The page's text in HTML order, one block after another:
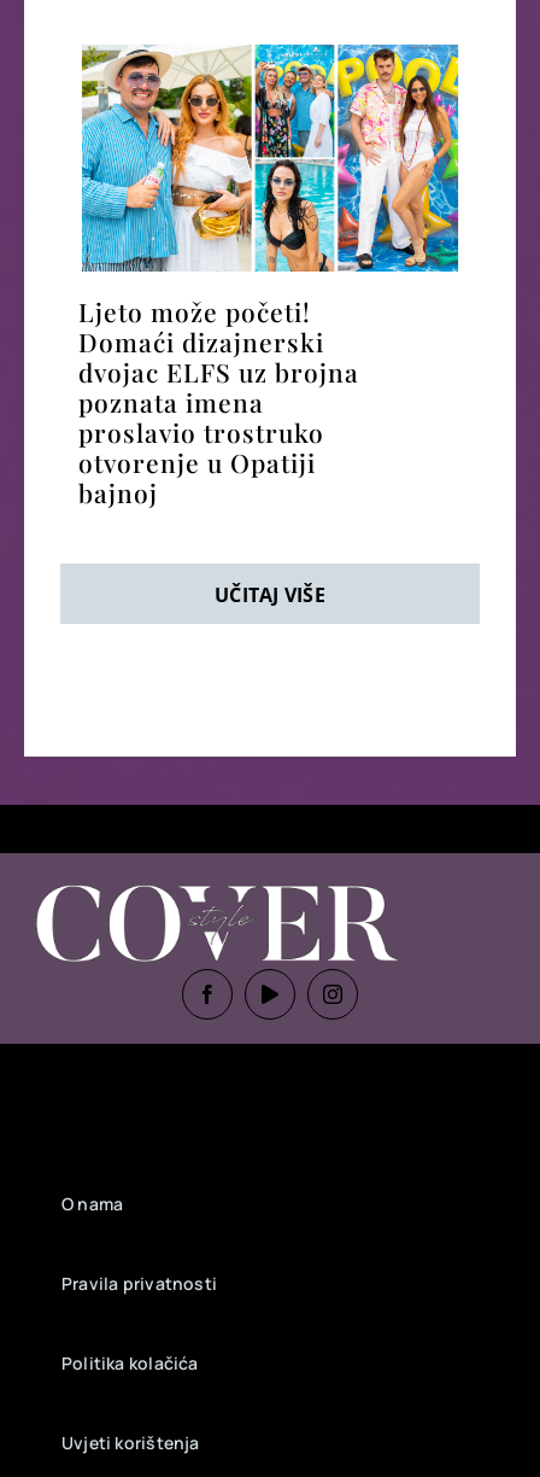
Ljeto može početi!
Domaći dizajnerski
dvojac ELFS uz brojna
poznata imena
proslavio trostruko
otvorenje u Opatiji
bajnoj
UČITAJ VIŠE
O nama
Pravila privatnosti
Politika kolačića
Uvjeti korištenja